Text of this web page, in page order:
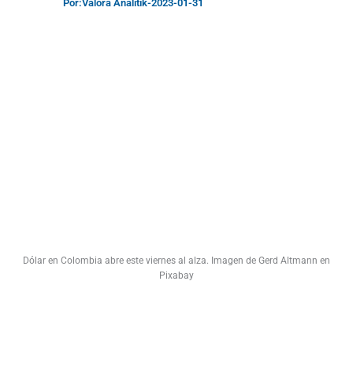
Por:Valora Analitik-2023-01-31
Dólar en Colombia abre este viernes al alza. Imagen de Gerd Altmann en
Pixabay